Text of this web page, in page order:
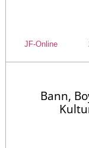
JF-Online
Bann,